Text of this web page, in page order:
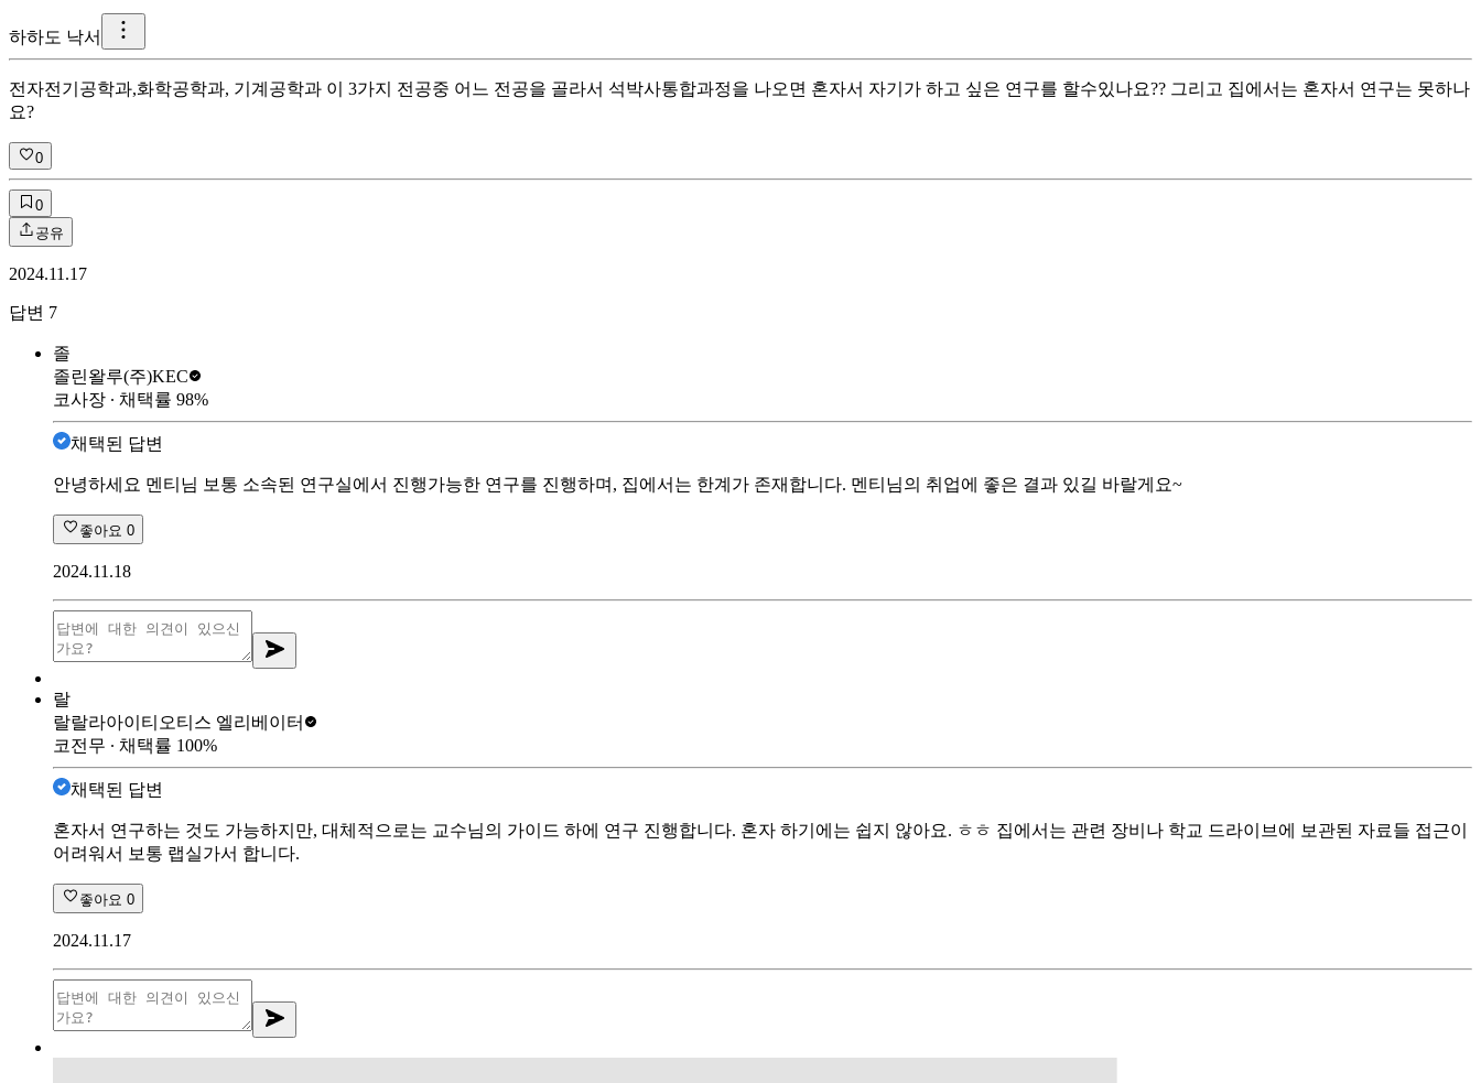
하하도 낙서
전자전기공학과,화학공학과, 기계공학과 이 3가지 전공중 어느 전공을 골라서 석박사통합과정을 나오면 혼자서 자기가 하고 싶은 연구를 할수있나요?? 그리고 집에서는 혼자서 연구는 못하나
요?
0
0
공유
2024.11.17
답변 7
졸
졸린왈루(주)KEC
코사장 ∙ 채택률 98%
채택된 답변
안녕하세요 멘티님 보통 소속된 연구실에서 진행가능한 연구를 진행하며, 집에서는 한계가 존재합니다. 멘티님의 취업에 좋은 결과 있길 바랄게요~
좋아요 0
2024.11.18
랄
랄랄라아이티 오티스 엘리베이터
코전무 ∙ 채택률 100%
채택된 답변
혼자서 연구하는 것도 가능하지만, 대체적으로는 교수님의 가이드 하에 연구 진행합니다. 혼자 하기에는 쉽지 않아요. ㅎㅎ 집에서는 관련 장비나 학교 드라이브에 보관된 자료들 접근이
어려워서 보통 랩실가서 합니다.
좋아요 0
2024.11.17